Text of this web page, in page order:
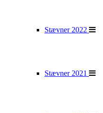
Stævner 2022
Stævner 2021